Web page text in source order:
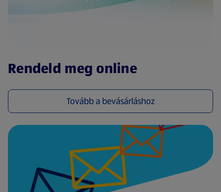
Rendeld meg online
Tovább a bevásárláshoz
(új oldalon nyílik meg)